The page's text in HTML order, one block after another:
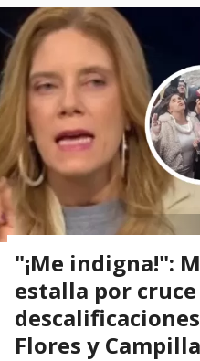
"¡Me indigna!":
estalla por
Flores y